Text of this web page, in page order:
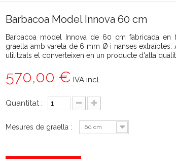
Barbacoa Model Innova 60 cm
Barbacoa model Innova de 60 cm fabricada en
graella amb vareta de 6 mm Ø i nanses
utilitzats el converteixen en un producte d'alta
570,00 € IVA incl.
Quantitat :
Mesures de graella : 60 cm